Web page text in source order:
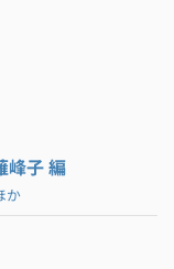
峰子 編
か